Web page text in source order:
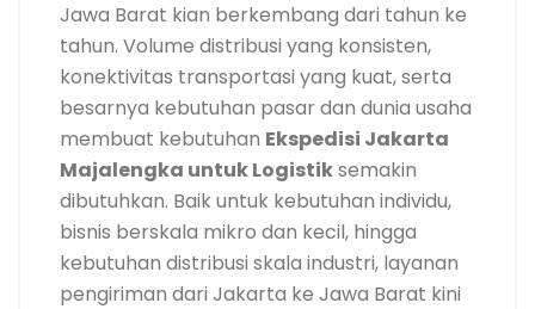
Jawa Barat kian berkembang dari tahun ke
tahun. Volume distribusi yang konsisten,
konektivitas transportasi yang kuat, serta
besarnya kebutuhan pasar dan dunia usaha
membuat kebutuhan Ekspedisi Jakarta
Majalengka untuk Logistiksemakin
dibutuhkan. Baik untuk kebutuhan individu,
bisnis berskala mikro dan kecil, hingga
kebutuhan distribusi skala industri, layanan
pengiriman dari Jakarta ke Jawa Barat kini